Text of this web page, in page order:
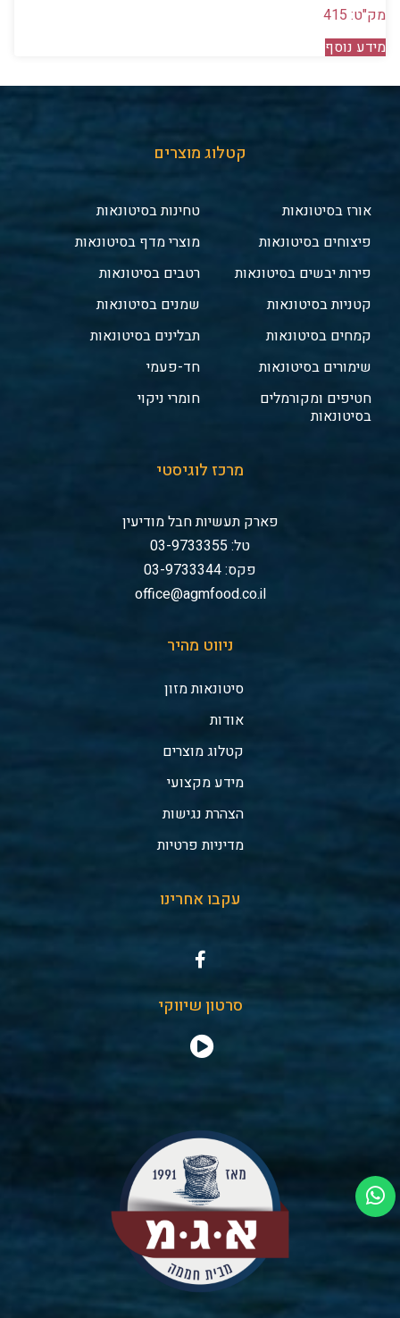
מק"ט: 415
מידע נוסף
קטלוג מוצרים
אורז בסיטונאות
פיצוחים בסיטונאות
פירות יבשים בסיטונאות
קטניות בסיטונאות
קמחים בסיטונאות
שימורים בסיטונאות
חטיפים ומקורמלים
בסיטונאות
טחינות בסיטונאות
מוצרי מדף בסיטונאות
רטבים בסיטונאות
שמנים בסיטונאות
תבלינים בסיטונאות
חד-פעמי
חומרי ניקוי
מרכז לוגיסטי
פארק תעשיות חבל מודיעין
טל: 03-9733355
פקס: 03-9733344
office@agmfood.co.il
ניווט מהיר
סיטונאות מזון
אודות
קטלוג מוצרים
מידע מקצועי
הצהרת נגישות
מדיניות פרטיות
עקבו אחרינו
סרטון שיווקי